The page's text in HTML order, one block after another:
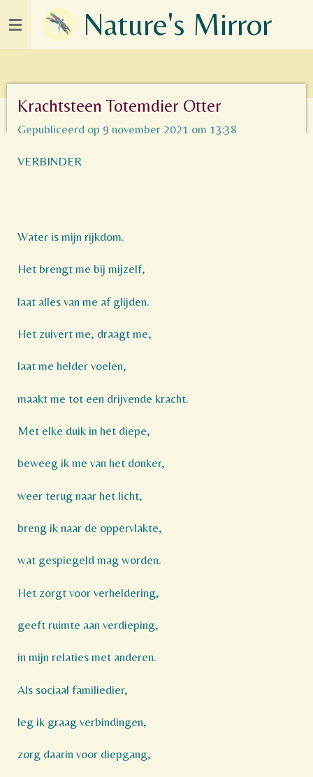
Ga
hoofdinhoud
Nature's Mirror
Krachtsteen Totemdier Otter
Gepubliceerd op 9 november 2021 om 13:38
VERBINDER
Water is mijn rijkdom.
Het brengt me bij mijzelf,
laat alles van me af glijden.
Het zuivert me, draagt me,
laat me helder voelen,
maakt me tot een drijvende kracht.
Met elke duik in het diepe,
beweeg ik me van het donker,
weer terug naar het licht,
breng ik naar de oppervlakte,
wat gespiegeld mag worden.
Het zorgt voor verheldering,
geeft ruimte aan verdieping,
in mijn relaties met anderen.
Als sociaal familiedier,
leg ik graag verbindingen,
zorg daarin voor diepgang,